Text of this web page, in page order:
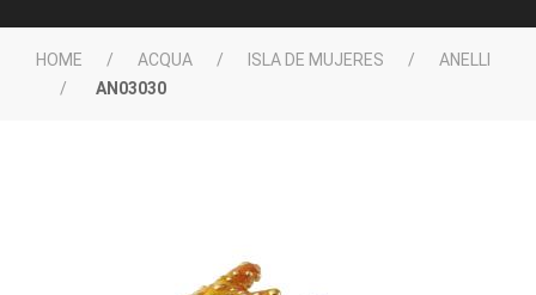
HOME ACQUA ISLA DE MUJERES
ANELLI
AN03030